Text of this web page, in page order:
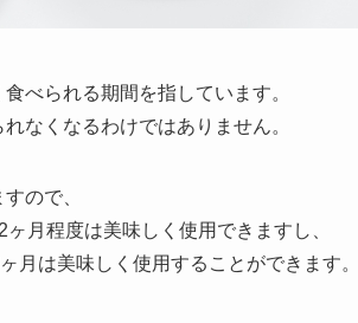
べられる期間を指しています。
なくなるわけではありません。
ので、
月程度は美味しく使用できますし、
月は美味しく使用することができます。